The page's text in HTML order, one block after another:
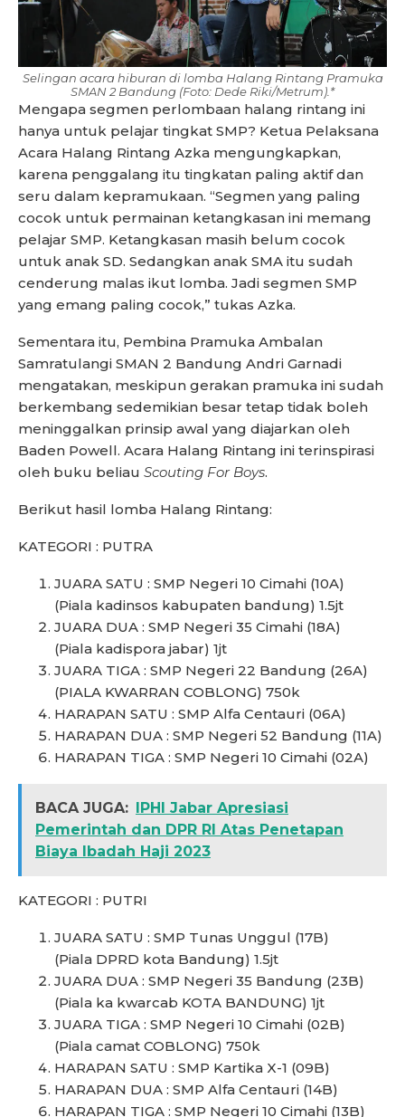
Selingan acara hiburan di lomba Halang Rintang Pramuka
SMAN 2 Bandung (Foto: Dede Riki/Metrum).*
Mengapa segmen perlombaan halang rintang ini
hanya untuk pelajar tingkat SMP? Ketua Pelaksana
Acara Halang Rintang Azka mengungkapkan,
karena penggalang itu tingkatan paling aktif dan
seru dalam kepramukaan. “Segmen yang paling
cocok untuk permainan ketangkasan ini memang
pelajar SMP. Ketangkasan masih belum cocok
untuk anak SD. Sedangkan anak SMA itu sudah
cenderung malas ikut lomba. Jadi segmen SMP
yang emang paling cocok,” tukas Azka.
Sementara itu, Pembina Pramuka Ambalan
Samratulangi SMAN 2 Bandung Andri Garnadi
mengatakan, meskipun gerakan pramuka ini sudah
berkembang sedemikian besar tetap tidak boleh
meninggalkan prinsip awal yang diajarkan oleh
Baden Powell. Acara Halang Rintang ini terinspirasi
oleh buku beliau Scouting For Boys.
Berikut hasil lomba Halang Rintang:
KATEGORI : PUTRA
JUARA SATU : SMP Negeri 10 Cimahi (10A)
(Piala kadinsos kabupaten bandung) 1.5jt
JUARA DUA : SMP Negeri 35 Cimahi (18A)
(Piala kadispora jabar) 1jt
JUARA TIGA : SMP Negeri 22 Bandung (26A)
(PIALA KWARRAN COBLONG) 750k
HARAPAN SATU : SMP Alfa Centauri (06A)
HARAPAN DUA : SMP Negeri 52 Bandung (11A)
HARAPAN TIGA : SMP Negeri 10 Cimahi (02A)
BACA JUGA:
IPHI Jabar Apresiasi
Pemerintah dan DPR RI Atas Penetapan
Biaya Ibadah Haji 2023
KATEGORI : PUTRI
JUARA SATU : SMP Tunas Unggul (17B)
(Piala DPRD kota Bandung) 1.5jt
JUARA DUA : SMP Negeri 35 Bandung (23B)
(Piala ka kwarcab KOTA BANDUNG) 1jt
JUARA TIGA : SMP Negeri 10 Cimahi (02B)
(Piala camat COBLONG) 750k
HARAPAN SATU : SMP Kartika X-1 (09B)
HARAPAN DUA : SMP Alfa Centauri (14B)
HARAPAN TIGA : SMP Negeri 10 Cimahi (13B)